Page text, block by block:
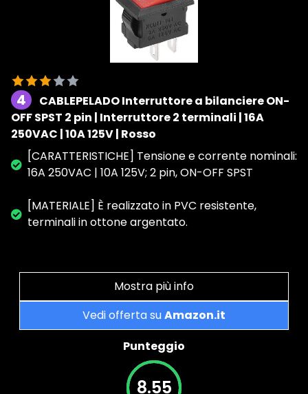
4
CABLEPELADO Interruttore a bilanciere ON-
OFF SPST 2 pin | Interruttore 2 terminali | 16A
250VAC | 10A 125V | Rosso
[CARATTERISTICHE] Tensione e corrente nominali:
16A 250VAC | 10A 125V; 2 pin, ON-OFF SPST
[MATERIALE] È realizzato in PVC resistente,
terminali in ottone argentato.
Mostra più info
Vedi offerta suAmazon.it
Punteggio
8.55